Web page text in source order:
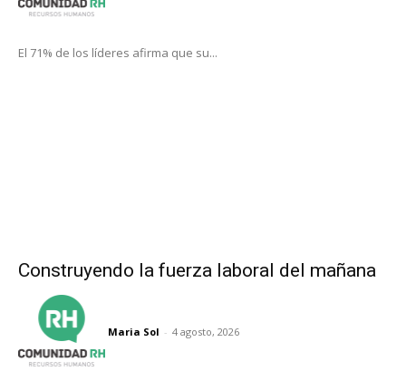
El 71% de los líderes afirma que su...
Construyendo la fuerza laboral del mañana
Maria Sol - 4 agosto, 2026